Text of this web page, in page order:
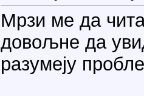
Мрзи ме да
довољне да
разумеју